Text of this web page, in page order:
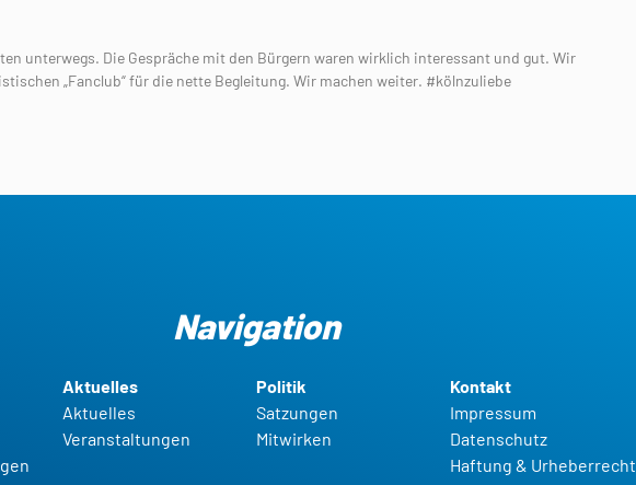
unterwegs. Die Gespräche mit den Bürgern waren wirklich interessant und gut. Wir
„Fanclub“ für die nette Begleitung. Wir machen weiter. #kölnzuliebe
Navigation
Aktuelles
Aktuelles
Veranstaltungen
Politik
Satzungen
Mitwirken
Kontakt
Impressum
Datenschutz
Haftung & Urheberrecht